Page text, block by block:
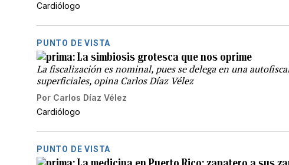
Cardiólogo
PUNTO DE VISTA
La simbiosis grotesca que nos oprime
La fiscalización es nominal, pues se delega en una
superficiales, opina Carlos Díaz Vélez
Por Carlos Díaz Vélez
Cardiólogo
PUNTO DE VISTA